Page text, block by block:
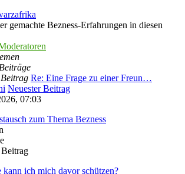
gemachte Bezness-Erfahrungen in diesen
Beiträge
Re: Eine Frage zu einer Freun…
Neuester Beitrag
07:03
zum Thema Bezness
kann ich mich davor schützen?